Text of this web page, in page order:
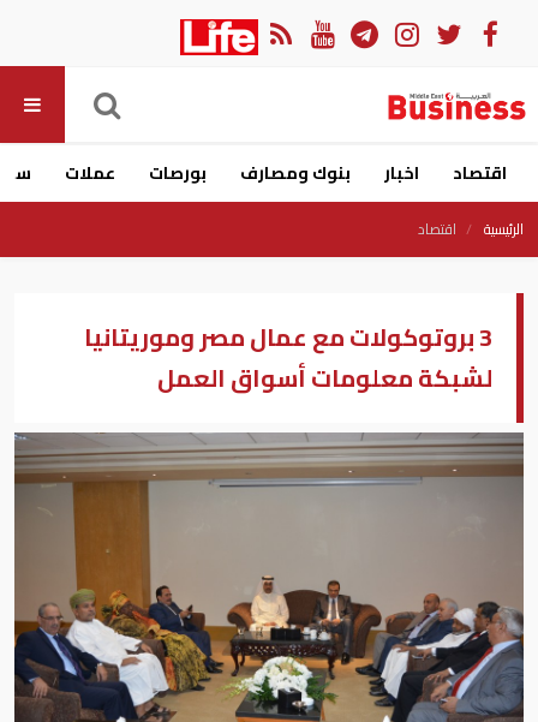
اقتصاد اخبار بنوك ومصارف بورصات عملات
الرئيسية اقتصاد
3 بروتوكولات مع عمال مصر وموريتانيا
لشبكة معلومات أسواق العمل